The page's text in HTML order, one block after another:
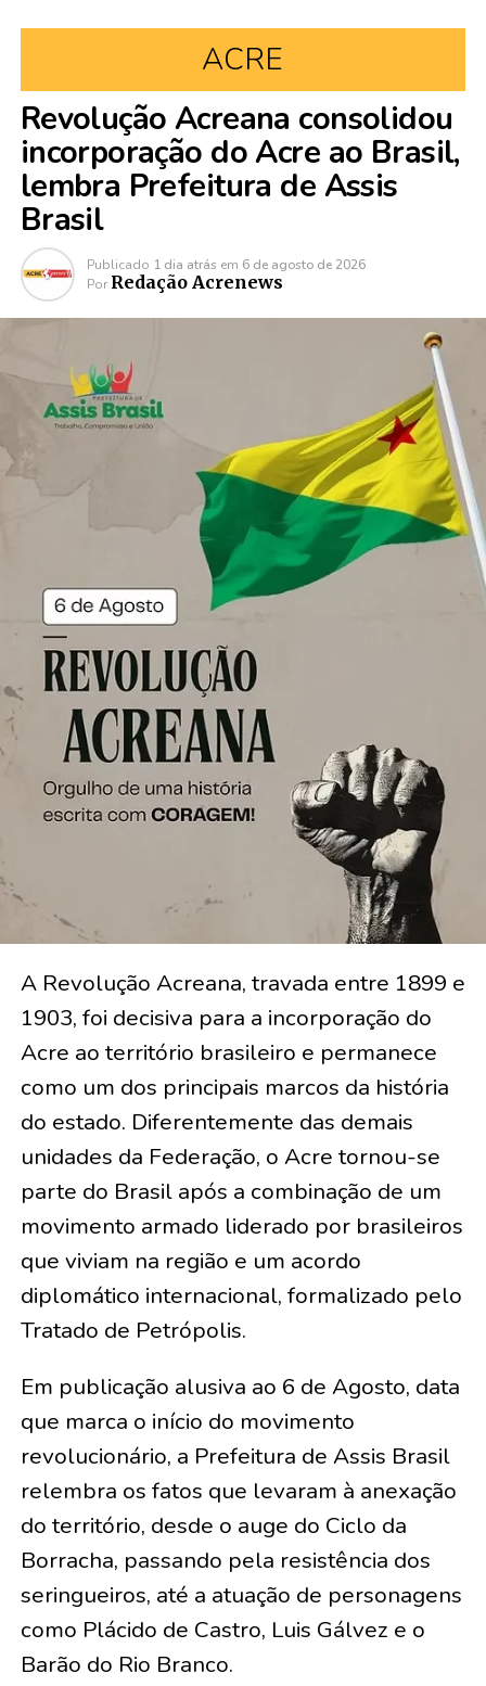
ACRE
Revolução Acreana consolidou
incorporação do Acre ao Brasil,
lembra Prefeitura de Assis
Brasil
Publicado 1 dia atrás em 6 de agosto de 2026
Por Redação Acrenews
A Revolução Acreana, travada entre 1899 e
1903, foi decisiva para a incorporação do
Acre ao território brasileiro e permanece
como um dos principais marcos da história
do estado. Diferentemente das demais
unidades da Federação, o Acre tornou-se
parte do Brasil após a combinação de um
movimento armado liderado por brasileiros
que viviam na região e um acordo
diplomático internacional, formalizado pelo
Tratado de Petrópolis.
Em publicação alusiva ao 6 de Agosto, data
que marca o início do movimento
revolucionário, a Prefeitura de Assis Brasil
relembra os fatos que levaram à anexação
do território, desde o auge do Ciclo da
Borracha, passando pela resistência dos
seringueiros, até a atuação de personagens
como Plácido de Castro, Luis Gálvez e o
Barão do Rio Branco.